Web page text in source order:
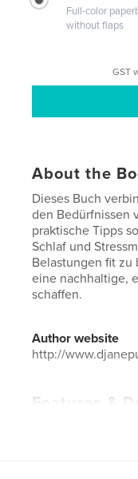
Full-color
without flaps
GST
About the
Dieses Buch
den Bedürfnissen
praktische Tipps
Schlaf und
Belastungen fit zu
eine nachhaltige,
schaffen.
Author website
http://
Features &